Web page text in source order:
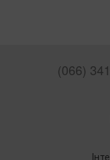
(066)